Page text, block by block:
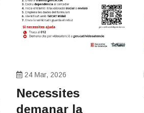
24 Mar, 2026
Necessites
demanar la